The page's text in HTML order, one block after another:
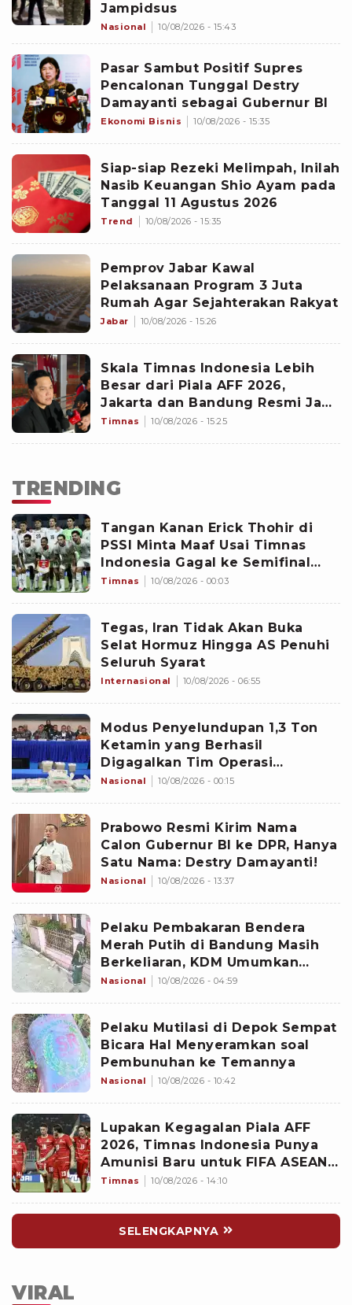
Jampidsus
Nasional 10/08/2026 - 15:43
Pasar Sambut Positif Supres
Pencalonan Tunggal Destry
Damayanti sebagai Gubernur BI
Ekonomi Bisnis 10/08/2026 - 15:35
Siap-siap Rezeki Melimpah, Inilah
Nasib Keuangan Shio Ayam pada
Tanggal 11 Agustus 2026
Trend 10/08/2026 - 15:35
Pemprov Jabar Kawal
Pelaksanaan Program 3 Juta
Rumah Agar Sejahterakan Rakyat
Jabar 10/08/2026 - 15:26
Skala Timnas Indonesia Lebih
Besar dari Piala AFF 2026,
Jakarta dan Bandung Resmi Jadi
Tuan Rumah FIFA ASEAN Cup
Timnas 10/08/2026 - 15:25
TRENDING
Tangan Kanan Erick Thohir di
PSSI Minta Maaf Usai Timnas
Indonesia Gagal ke Semifinal
Piala AFF 2026: Jangan Hujat
Timnas 10/08/2026 - 00:03
Tegas, Iran Tidak Akan Buka
Selat Hormuz Hingga AS Penuhi
Seluruh Syarat
Internasional 10/08/2026 - 06:55
Modus Penyelundupan 1,3 Ton
Ketamin yang Berhasil
Digagalkan Tim Operasi
Gabungan di Perairan Natuna
Nasional 10/08/2026 - 00:15
Prabowo Resmi Kirim Nama
Calon Gubernur BI ke DPR, Hanya
Satu Nama: Destry Damayanti!
Nasional 10/08/2026 - 13:37
Pelaku Pembakaran Bendera
Merah Putih di Bandung Masih
Berkeliaran, KDM Umumkan
Sayembara Berhadiah
Nasional 10/08/2026 - 04:59
Pelaku Mutilasi di Depok Sempat
Bicara Hal Menyeramkan soal
Pembunuhan ke Temannya
Nasional 10/08/2026 - 10:42
Lupakan Kegagalan Piala AFF
2026, Timnas Indonesia Punya
Amunisi Baru untuk FIFA ASEAN
Cup, Siapa?
Timnas 10/08/2026 - 14:10
SELENGKAPNYA
VIRAL